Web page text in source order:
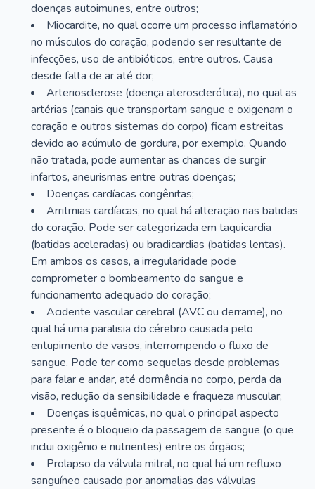
doenças autoimunes, entre outros;
Miocardite, no qual ocorre um processo inflamatório
no músculos do coração, podendo ser resultante de
infecções, uso de antibióticos, entre outros. Causa
desde falta de ar até dor;
Arteriosclerose (doença aterosclerótica), no qual as
artérias (canais que transportam sangue e oxigenam o
coração e outros sistemas do corpo) ficam estreitas
devido ao acúmulo de gordura, por exemplo. Quando
não tratada, pode aumentar as chances de surgir
infartos, aneurismas entre outras doenças;
Doenças cardíacas congênitas;
Arritmias cardíacas, no qual há alteração nas batidas
do coração. Pode ser categorizada em taquicardia
(batidas aceleradas) ou bradicardias (batidas lentas).
Em ambos os casos, a irregularidade pode
comprometer o bombeamento do sangue e
funcionamento adequado do coração;
Acidente vascular cerebral (AVC ou derrame), no
qual há uma paralisia do cérebro causada pelo
entupimento de vasos, interrompendo o fluxo de
sangue. Pode ter como sequelas desde problemas
para falar e andar, até dormência no corpo, perda da
visão, redução da sensibilidade e fraqueza muscular;
Doenças isquêmicas, no qual o principal aspecto
presente é o bloqueio da passagem de sangue (o que
inclui oxigênio e nutrientes) entre os órgãos;
Prolapso da válvula mitral, no qual há um refluxo
sanguíneo causado por anomalias das válvulas